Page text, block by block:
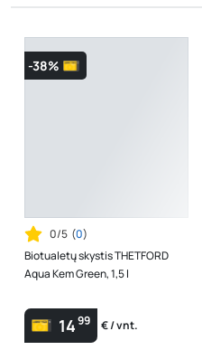
-38%
0/5 (0)
Biotualetų skystis THETFORD
Aqua Kem Green, 1,5 l
1499 € / vnt.